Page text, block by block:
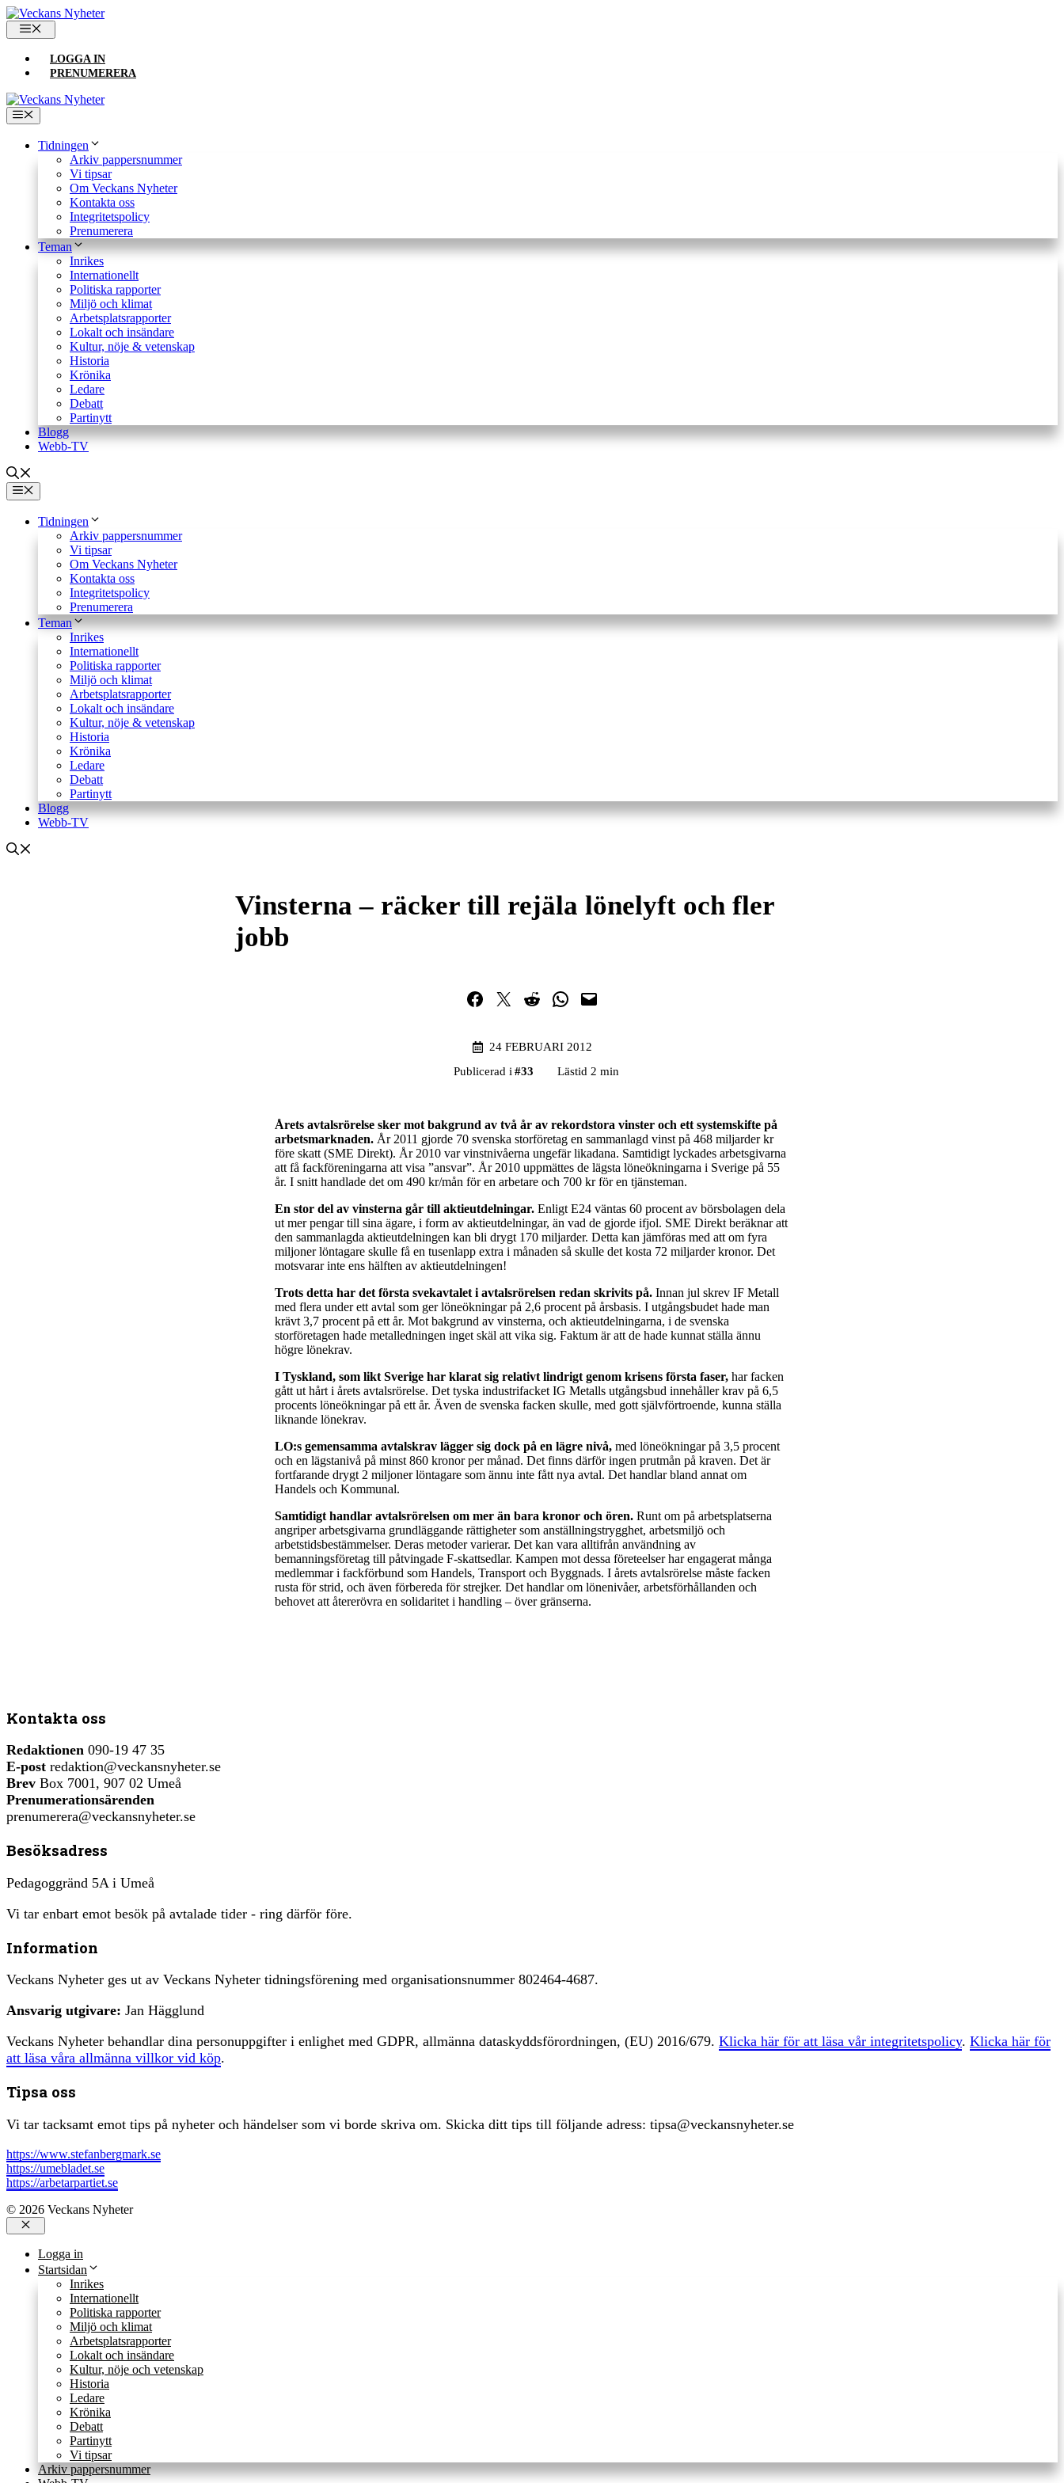
Hoppa
till
innehåll
LOGGA IN
PRENUMERERA
Meny
Tidningen
Arkiv pappersnummer
Vi tipsar
Om Veckans Nyheter
Kontakta oss
Integritetspolicy
Prenumerera
Teman
Inrikes
Internationellt
Politiska rapporter
Miljö och klimat
Arbetsplatsrapporter
Lokalt och insändare
Kultur, nöje & vetenskap
Historia
Krönika
Ledare
Debatt
Partinytt
Blogg
Webb-TV
Meny
Tidningen
Arkiv pappersnummer
Vi tipsar
Om Veckans Nyheter
Kontakta oss
Integritetspolicy
Prenumerera
Teman
Inrikes
Internationellt
Politiska rapporter
Miljö och klimat
Arbetsplatsrapporter
Lokalt och insändare
Kultur, nöje & vetenskap
Historia
Krönika
Ledare
Debatt
Partinytt
Blogg
Webb-TV
Vinsterna – räcker till rejäla lönelyft och fler
jobb
Dela på Facebook
Dela på TwitterDela på RedditDela i WhatsApp
Maila en länk
24 FEBRUARI 2012
Publicerad i #33 Lästid 2 min
Årets avtalsrörelse sker mot bakgrund av två år av rekordstora vinster och ett systemskifte på
arbetsmarknaden. År 2011 gjorde 70 svenska storföretag en sammanlagd vinst på 468 miljarder kr
före skatt (SME Direkt). År 2010 var vinstnivåerna ungefär likadana. Samtidigt lyckades arbetsgivarna
att få fackföreningarna att visa ”ansvar”. År 2010 uppmättes de lägsta löneökningarna i Sverige på 55
år. I snitt handlade det om 490 kr/mån för en arbetare och 700 kr för en tjänsteman.
En stor del av vinsterna går till aktieutdelningar. Enligt E24 väntas 60 procent av börsbolagen dela
ut mer pengar till sina ägare, i form av aktieutdelningar, än vad de gjorde ifjol. SME Direkt beräknar att
den sammanlagda aktieutdelningen kan bli drygt 170 miljarder. Detta kan jämföras med att om fyra
miljoner löntagare skulle få en tusenlapp extra i månaden så skulle det kosta 72 miljarder kronor. Det
motsvarar inte ens hälften av aktieutdelningen!
Trots detta har det första svekavtalet i avtalsrörelsen redan skrivits på. Innan jul skrev IF Metall
med flera under ett avtal som ger löneökningar på 2,6 procent på årsbasis. I utgångsbudet hade man
krävt 3,7 procent på ett år. Mot bakgrund av vinsterna, och aktieutdelningarna, i de svenska
storföretagen hade metalledningen inget skäl att vika sig. Faktum är att de hade kunnat ställa ännu
högre lönekrav.
I Tyskland, som likt Sverige har klarat sig relativt lindrigt genom krisens första faser, har facken
gått ut hårt i årets avtalsrörelse. Det tyska industrifacket IG Metalls utgångsbud innehåller krav på 6,5
procents löneökningar på ett år. Även de svenska facken skulle, med gott självförtroende, kunna ställa
liknande lönekrav.
LO:s gemensamma avtalskrav lägger sig dock på en lägre nivå, med löneökningar på 3,5 procent
och en lägstanivå på minst 860 kronor per månad. Det finns därför ingen prutmån på kraven. Det är
fortfarande drygt 2 miljoner löntagare som ännu inte fått nya avtal. Det handlar bland annat om
Handels och Kommunal.
Samtidigt handlar avtalsrörelsen om mer än bara kronor och ören. Runt om på arbetsplatserna
angriper arbetsgivarna grundläggande rättigheter som anställningstrygghet, arbetsmiljö och
arbetstidsbestämmelser. Deras metoder varierar. Det kan vara alltifrån användning av
bemanningsföretag till påtvingade F-skattsedlar. Kampen mot dessa företeelser har engagerat många
medlemmar i fackförbund som Handels, Transport och Byggnads. I årets avtalsrörelse måste facken
rusta för strid, och även förbereda för strejker. Det handlar om lönenivåer, arbetsförhållanden och
behovet att återerövra en solidaritet i handling – över gränserna.
Kontakta oss
Redaktionen 090-19 47 35
E-post redaktion@veckansnyheter.se
Brev Box 7001, 907 02 Umeå
Prenumerationsärenden
prenumerera@veckansnyheter.se
Besöksadress
Pedagoggränd 5A i Umeå
Vi tar enbart emot besök på avtalade tider - ring därför före.
Information
Veckans Nyheter ges ut av Veckans Nyheter tidningsförening med organisationsnummer 802464-4687.
Ansvarig utgivare: Jan Hägglund
Veckans Nyheter behandlar dina personuppgifter i enlighet med GDPR, allmänna dataskyddsförordningen, (EU) 2016/679. Klicka här för att läsa vår integritetspolicy. Klicka här för
att läsa våra allmänna villkor vid köp.
Tipsa oss
Vi tar tacksamt emot tips på nyheter och händelser som vi borde skriva om. Skicka ditt tips till följande adress: tipsa@veckansnyheter.se
https://www.stefanbergmark.se
https://umebladet.se
https://arbetarpartiet.se
© 2026 Veckans Nyheter
Stäng
Logga in
Startsidan
Inrikes
Internationellt
Politiska rapporter
Miljö och klimat
Arbetsplatsrapporter
Lokalt och insändare
Kultur, nöje och vetenskap
Historia
Ledare
Krönika
Debatt
Partinytt
Vi tipsar
Arkiv pappersnummer